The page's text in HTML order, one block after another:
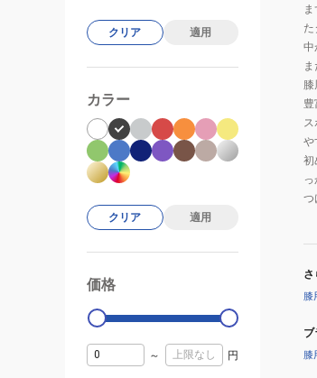
中
豊
や
初
つ
膝
膝
クリア 適用
カラー
クリア 適用
価格
0
～ 円